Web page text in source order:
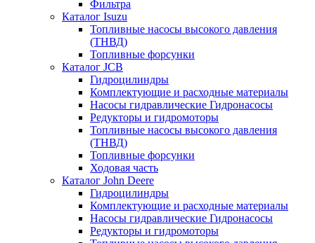
Фильтра
Каталог Isuzu
Топливные насосы высокого давления
(ТНВД)
Топливные форсунки
Каталог JCB
Гидроцилиндры
Комплектующие и расходные материалы
Насосы гидравлические Гидронасосы
Редукторы и гидромоторы
Топливные насосы высокого давления
(ТНВД)
Топливные форсунки
Ходовая часть
Каталог John Deere
Гидроцилиндры
Комплектующие и расходные материалы
Насосы гидравлические Гидронасосы
Редукторы и гидромоторы